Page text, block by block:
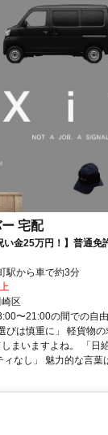
宅配
い金25万円！】普通
問！稼ぎたい気持ちが
崎新町駅から車で約3分
区
〜21:00の間での自
びは慎重に」 軽貨物
まいますよね。 「日
ィなし」 魅力的な言葉